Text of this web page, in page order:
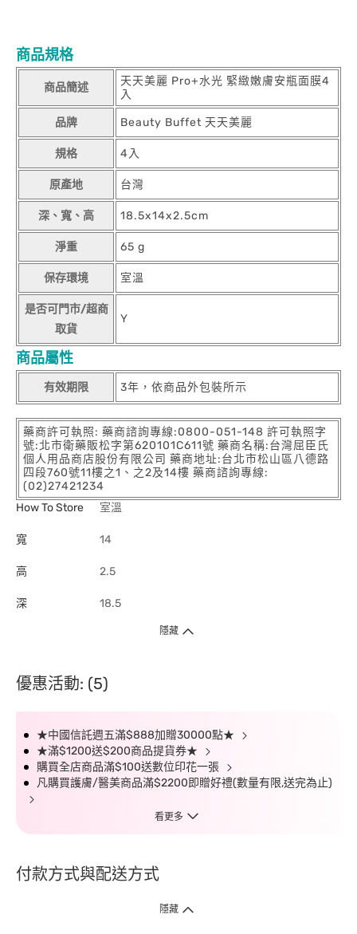
商品規格
商品簡述
天天美麗 Pro+水光 緊緻嫩膚安瓶面膜4
入
品牌 Beauty Buffet 天天美麗
規格 4入
原產地 台灣
深、寬、高 18.5x14x2.5cm
淨重 65 g
保存環境 室溫
是否可門市/超商
取貨
Y
商品屬性
有效期限 3年，依商品外包裝所示
藥商許可執照: 藥商諮詢專線:0800-051-148 許可執照字
號:北市衛藥販松字第620101C611號 藥商名稱:台灣屈臣氏
個人用品商店股份有限公司 藥商地址:台北市松山區八德路
四段760號11樓之1、之2及14樓 藥商諮詢專線:
(02)27421234
How To Store
室溫
寬 14
高 2.5
深 18.5
隱藏
優惠活動: (5)
★中國信託週五滿$888加贈30000點★
★滿$1200送$200商品提貨券★
購買全店商品滿$100送數位印花一張
凡購買護膚/醫美商品滿$2200即贈好禮(數量有限,送完為止)
看更多
付款方式與配送方式
隱藏